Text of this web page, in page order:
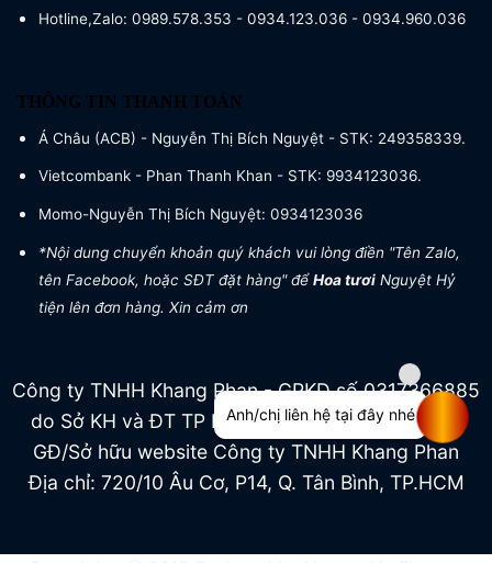
Hotline,Zalo: 0989.578.353 - 0934.123.036 - 0934.960.036
THÔNG TIN THANH TOÁN
Á Châu (ACB) - Nguyễn Thị Bích Nguyệt - STK: 249358339.
Vietcombank - Phan Thanh Khan - STK: 9934123036.
Momo-Nguyễn Thị Bích Nguyệt: 0934123036
*Nội dung chuyển khoản quý khách vui lòng điền "Tên Zalo,
tên Facebook, hoặc SĐT đặt hàng" đểHoa tươi Nguyệt Hỷ
tiện lên đơn hàng. Xin cảm ơn
Công ty TNHH Khang Phan - GPKD số 0317366885
do Sở KH và ĐT TP HCM cấp ngày 04/07/2022
GĐ/Sở hữu website Công ty TNHH Khang Phan
Địa chỉ: 720/10 Âu Cơ, P14, Q. Tân Bình, TP.HCM
Anh/chị liên hệ tại đây nhé